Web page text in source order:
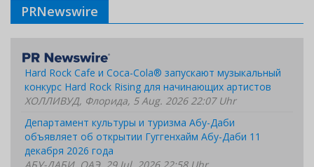
PRNewswire
Hard Rock Cafe и Coca-Cola® запускают музыкальный
конкурс Hard Rock Rising для начинающих артистов
ХОЛЛИВУД, Флорида, 5 Aug. 2026 22:07 Uhr
Департамент культуры и туризма Абу-Даби
объявляет об открытии Гуггенхайм Абу-Даби 11
декабря 2026 года